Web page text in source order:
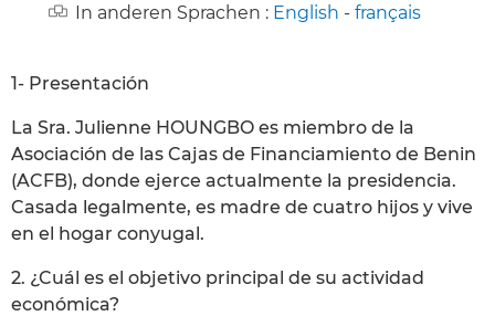
In anderen Sprachen : English - français
1- Presentación
La Sra. Julienne HOUNGBO es miembro de la
Asociación de las Cajas de Financiamiento de Benin
(ACFB), donde ejerce actualmente la presidencia.
Casada legalmente, es madre de cuatro hijos y vive
en el hogar conyugal.
2. ¿Cuál es el objetivo principal de su actividad
económica?